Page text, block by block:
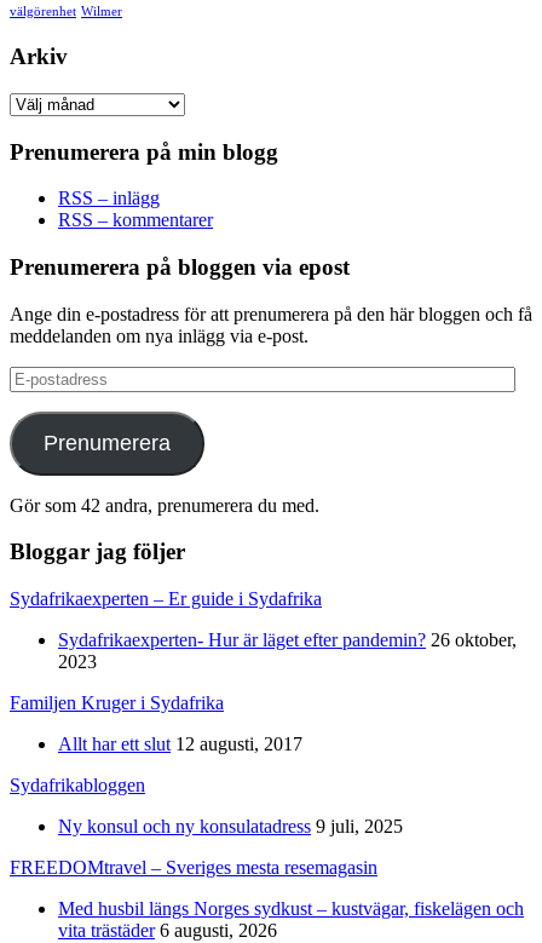
välgörenhet Wilmer
Arkiv
Arkiv
Prenumerera på min blogg
RSS – inlägg
RSS – kommentarer
Prenumerera på bloggen via epost
Ange din e-postadress för att prenumerera på den här bloggen och få
meddelanden om nya inlägg via e-post.
E-
postadress
Prenumerera
Gör som 42 andra, prenumerera du med.
Bloggar jag följer
Sydafrikaexperten – Er guide i Sydafrika
Sydafrikaexperten- Hur är läget efter pandemin? 26 oktober,
2023
Familjen Kruger i Sydafrika
Allt har ett slut 12 augusti, 2017
Sydafrikabloggen
Ny konsul och ny konsulatadress 9 juli, 2025
FREEDOMtravel – Sveriges mesta resemagasin
Med husbil längs Norges sydkust – kustvägar, fiskelägen och
vita trästäder 6 augusti, 2026